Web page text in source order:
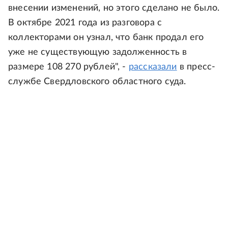
внесении изменений, но этого сделано не было.
В октябре 2021 года из разговора с
коллекторами он узнал, что банк продал его
уже не существующую задолженность в
размере 108 270 рублей", - рассказали в пресс-
службе Свердловского областного суда.